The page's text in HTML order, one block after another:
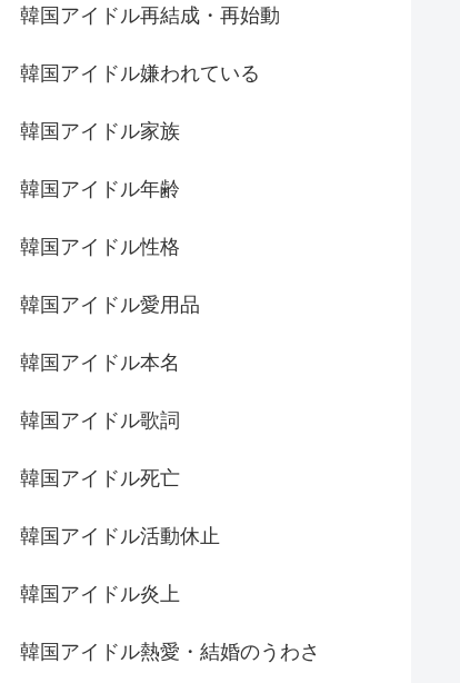
韓国アイドル再結成・再始動
韓国アイドル嫌われている
韓国アイドル家族
韓国アイドル年齢
韓国アイドル性格
韓国アイドル愛用品
韓国アイドル本名
韓国アイドル歌詞
韓国アイドル死亡
韓国アイドル活動休止
韓国アイドル炎上
韓国アイドル熱愛・結婚のうわさ